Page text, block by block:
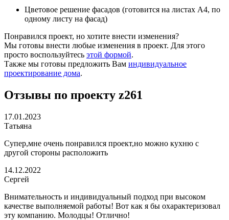
Цветовое решение фасадов (готовится на листах А4, по
одному листу на фасад)
Понравился проект, но хотите внести изменения?
Мы готовы внести любые изменения в проект. Для этого
просто воспользуйтесь этой формой.
Также мы готовы предложить Вам индивидуальное
проектирование дома.
Отзывы по проекту z261
17.01.2023
Татьяна
Супер,мне очень понравился проект,но можно кухню с
другой стороны расположить
14.12.2022
Сергей
Внимательность и индивидуальный подход при высоком
качестве выполняемой работы! Вот как я бы охарактеризовал
эту компанию. Молодцы! Отлично!